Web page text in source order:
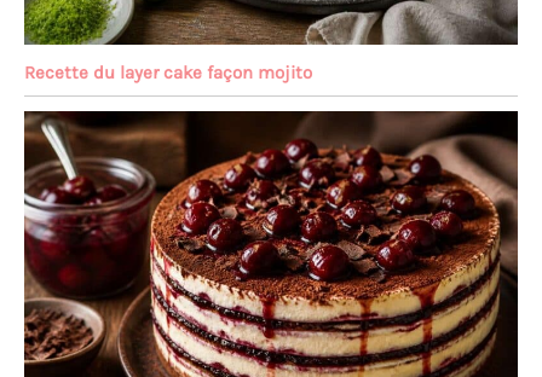
Recette du layer cake façon mojito